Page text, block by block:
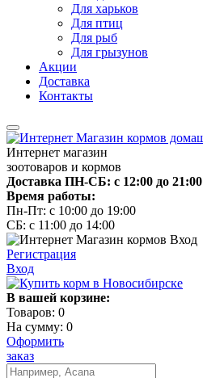
Для харьков
Для птиц
Для рыб
Для грызунов
Акции
Доставка
Контакты
Интернет магазин
зоотоваров и кормов
Доставка ПН-СБ: с 12:00 до 21:00
Время работы:
Пн-Пт: с 10:00 до 19:00
СБ: с 11:00 до 14:00
Регистрация
Вход
В вашей корзине:
Товаров: 0
На сумму: 0
Оформить
заказ